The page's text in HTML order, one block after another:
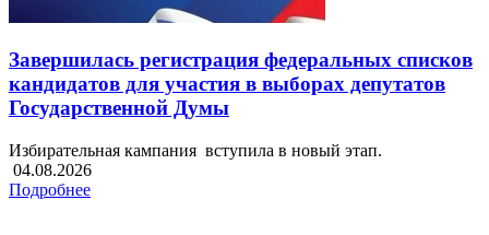
Завершилась регистрация федеральных списков
кандидатов для участия в выборах депутатов
Государственной Думы
Избирательная кампания вступила в новый этап.
04.08.2026
Подробнее